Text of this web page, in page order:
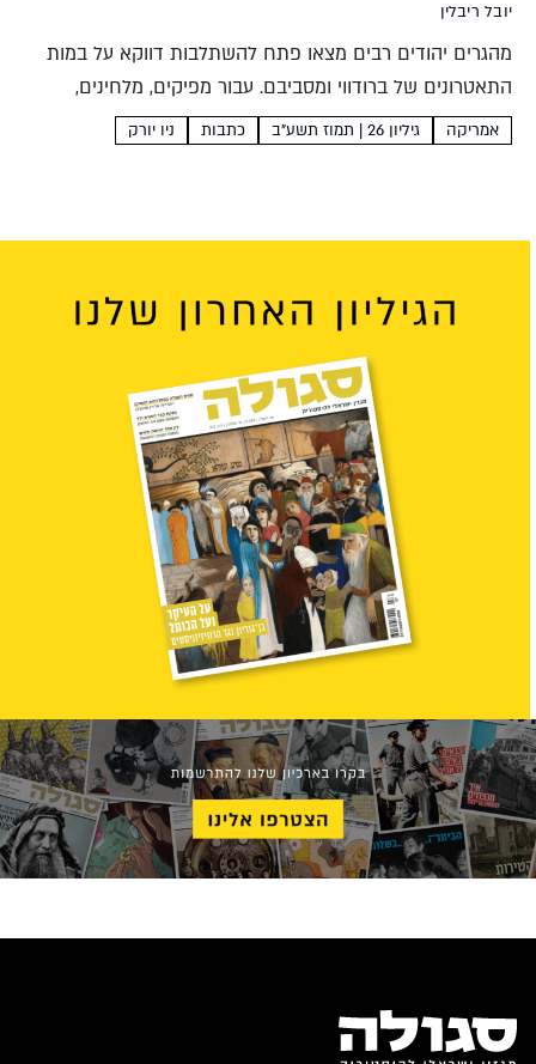
יובל ריבלין
מהגרים יהודים רבים מצאו פתח להשתלבות דווקא על במות
התאטרונים של ברודווי ומסביבם. עבור מפיקים, מלחינים,
כותבים ואמנים קרשי הבמה היו קרשי קפיצה להתקבלות
אמריקה גיליון 26 | תמוז תשע"ב כתבות ניו יורק